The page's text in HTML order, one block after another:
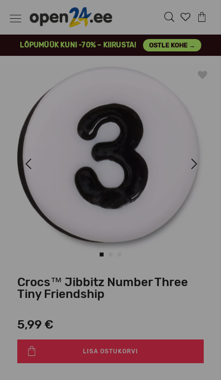
LÕPUMÜÜK KUNI -70% – KIIRUSTA! OSTLE KOHE →
Next
Crocs™ Jibbitz Number Three
Tiny Friendship
5,99 €
LISA OSTUKORVI